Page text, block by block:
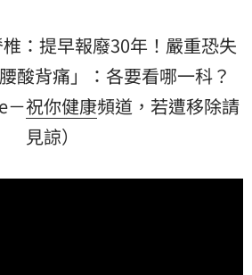
：提早報廢30年！嚴重恐失
酸背痛」：各要看哪一科？
－祝你健康頻道，若遭移除請
見諒）